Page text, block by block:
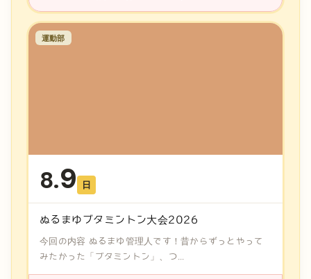
運動部
8.9 日
ぬるまゆブタミントン大会2026
今回の内容 ぬるまゆ管理人です！昔からずっとやって
みたかった「ブタミントン」、つ...